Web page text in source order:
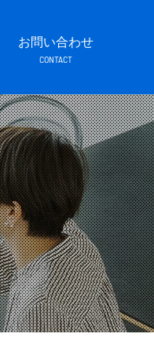
お問い合わせ
CONTACT